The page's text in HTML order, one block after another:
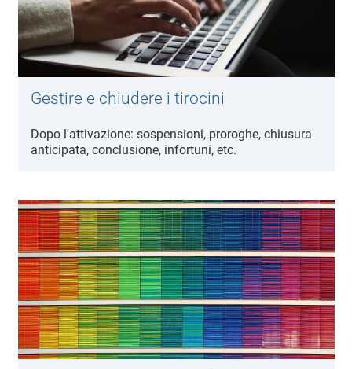
Gestire e chiudere i tirocini
Dopo l'attivazione: sospensioni, proroghe, chiusura
anticipata, conclusione, infortuni, etc.